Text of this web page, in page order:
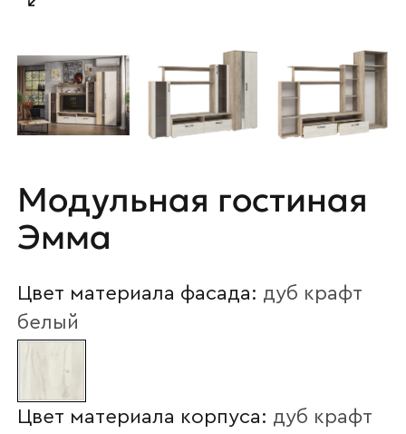
Модульная гостиная
Эмма
Цвет материала фасада: дуб крафт
белый
Цвет материала корпуса: дуб крафт